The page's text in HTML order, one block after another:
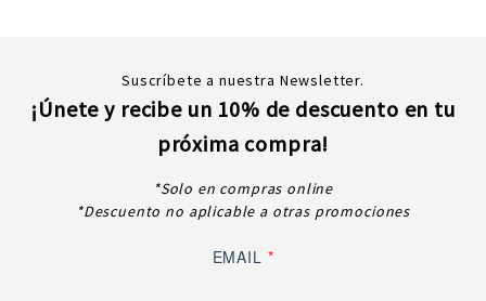
Suscríbete a nuestra Newsletter.
¡Únete y recibe un 10% de descuento en tu
próxima compra!
*Solo en compras online
*Descuento no aplicable a otras promociones
EMAIL *